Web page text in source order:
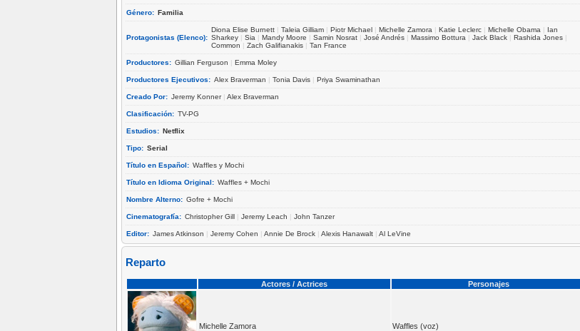
Género: Familia
Protagonistas (Elenco):
Diona Elise Burnett | Taleia Gilliam | Piotr Michael | Michelle Zamora | Katie Leclerc | Michelle Obama | Ian
Sharkey | Sia | Mandy Moore | Samin Nosrat | José Andrés | Massimo Bottura | Jack Black | Rashida Jones |
Common | Zach Galifianakis | Tan France
Productores: Gillian Ferguson | Emma Moley
Productores Ejecutivos: Alex Braverman | Tonia Davis | Priya Swaminathan
Creado Por: Jeremy Konner| Alex Braverman
Clasificación: TV-PG
Estudios: Netflix
Tipo: Serial
Título en Español: Waffles y Mochi
Título en Idioma Original: Waffles + Mochi
Nombre Alterno: Gofre + Mochi
Cinematografía: Christopher Gill | Jeremy Leach | John Tanzer
Editor: James Atkinson | Jeremy Cohen | Annie De Brock | Alexis Hanawalt | Al LeVine
Reparto
Actores / Actrices Personajes
Michelle Zamora Waffles (voz)